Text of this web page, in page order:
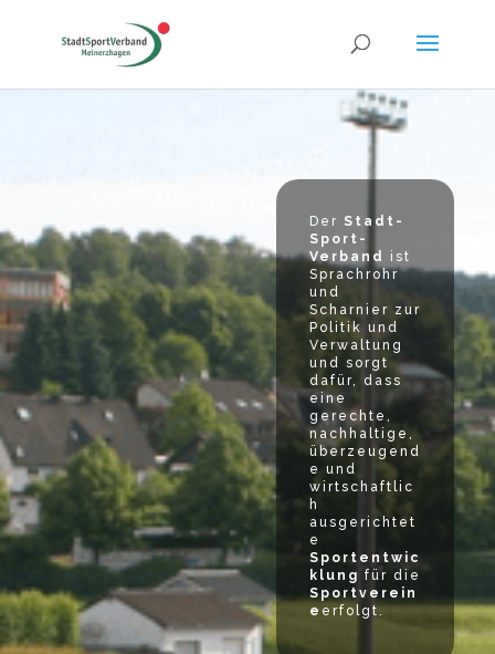
Der Stadt-
Sport-
Verband
ist
Sprachrohr
und
Scharnier zur
Politik und
Verwaltung
und sorgt
dafür, dass
eine
gerechte,
nachhaltige,
überzeugend
e und
wirtschaftlic
h
ausgerichtet
e
Sportentwic
klung für die
Sportverein
e erfolgt.